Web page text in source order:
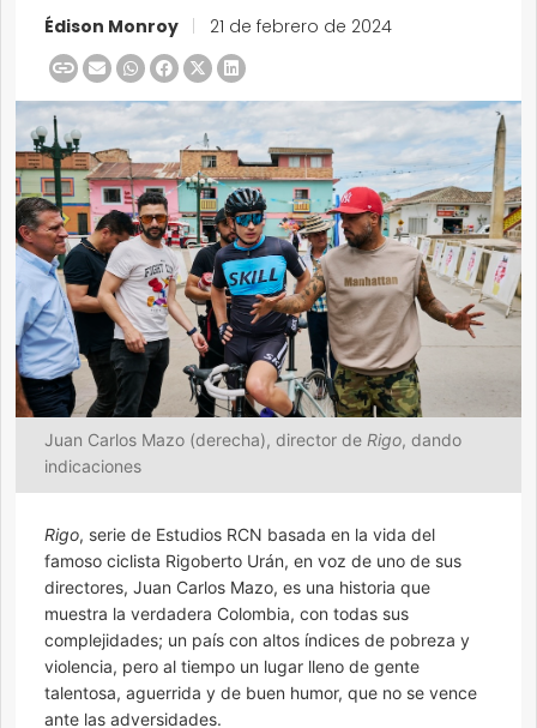
Édison Monroy 21 de febrero de 2024
Juan Carlos Mazo (derecha), director de Rigo, dando
indicaciones
Rigo, serie de Estudios RCN basada en la vida del
famoso ciclista Rigoberto Urán, en voz de uno de sus
directores, Juan Carlos Mazo, es una historia que
muestra la verdadera Colombia, con todas sus
complejidades; un país con altos índices de pobreza y
violencia, pero al tiempo un lugar lleno de gente
talentosa, aguerrida y de buen humor, que no se vence
ante las adversidades.